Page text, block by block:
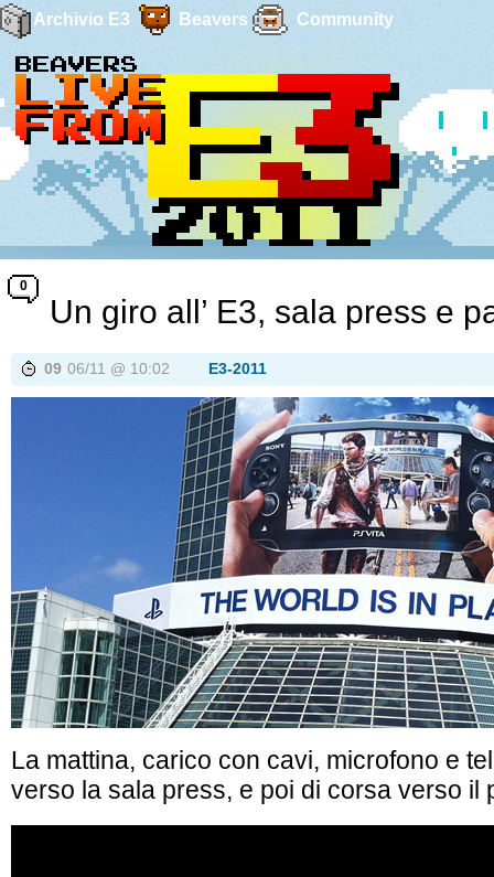
Archivio E3 Beavers Community
0
Un giro all’ E3, sala press e
09 06/11 @ 10:02 E3-2011
La mattina, carico con cavi, microfono e
verso la sala press, e poi di corsa verso il